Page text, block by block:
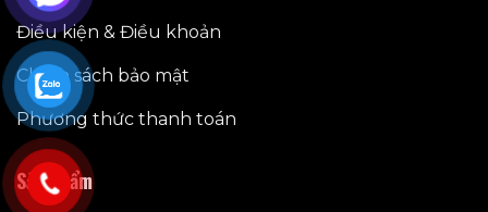
Điều kiện & Điều khoản
Chính sách bảo mật
Phương thức thanh toán
Sản phẩm